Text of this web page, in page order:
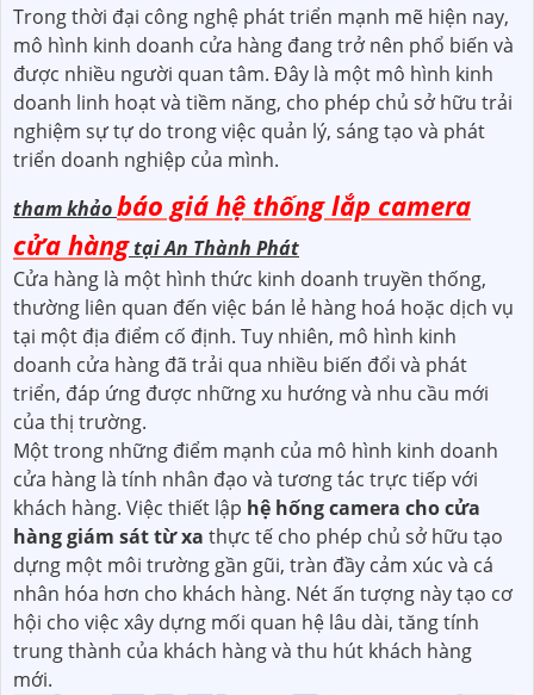
Trong thời đại công nghệ phát triển mạnh mẽ hiện nay,
mô hình kinh doanh cửa hàng đang trở nên phổ biến và
được nhiều người quan tâm. Đây là một mô hình kinh
doanh linh hoạt và tiềm năng, cho phép chủ sở hữu trải
nghiệm sự tự do trong việc quản lý, sáng tạo và phát
triển doanh nghiệp của mình.
tham khảobáo giá hệ thống lắp camera
cửa hàngtại An Thành Phát
Cửa hàng là một hình thức kinh doanh truyền thống,
thường liên quan đến việc bán lẻ hàng hoá hoặc dịch vụ
tại một địa điểm cố định. Tuy nhiên, mô hình kinh
doanh cửa hàng đã trải qua nhiều biến đổi và phát
triển, đáp ứng được những xu hướng và nhu cầu mới
của thị trường.
Một trong những điểm mạnh của mô hình kinh doanh
cửa hàng là tính nhân đạo và tương tác trực tiếp với
khách hàng. Việc thiết lập hệ hống camera cho cửa
hàng giám sát từ xa thực tế cho phép chủ sở hữu tạo
dựng một môi trường gần gũi, tràn đầy cảm xúc và cá
nhân hóa hơn cho khách hàng. Nét ấn tượng này tạo cơ
hội cho việc xây dựng mối quan hệ lâu dài, tăng tính
trung thành của khách hàng và thu hút khách hàng
mới.